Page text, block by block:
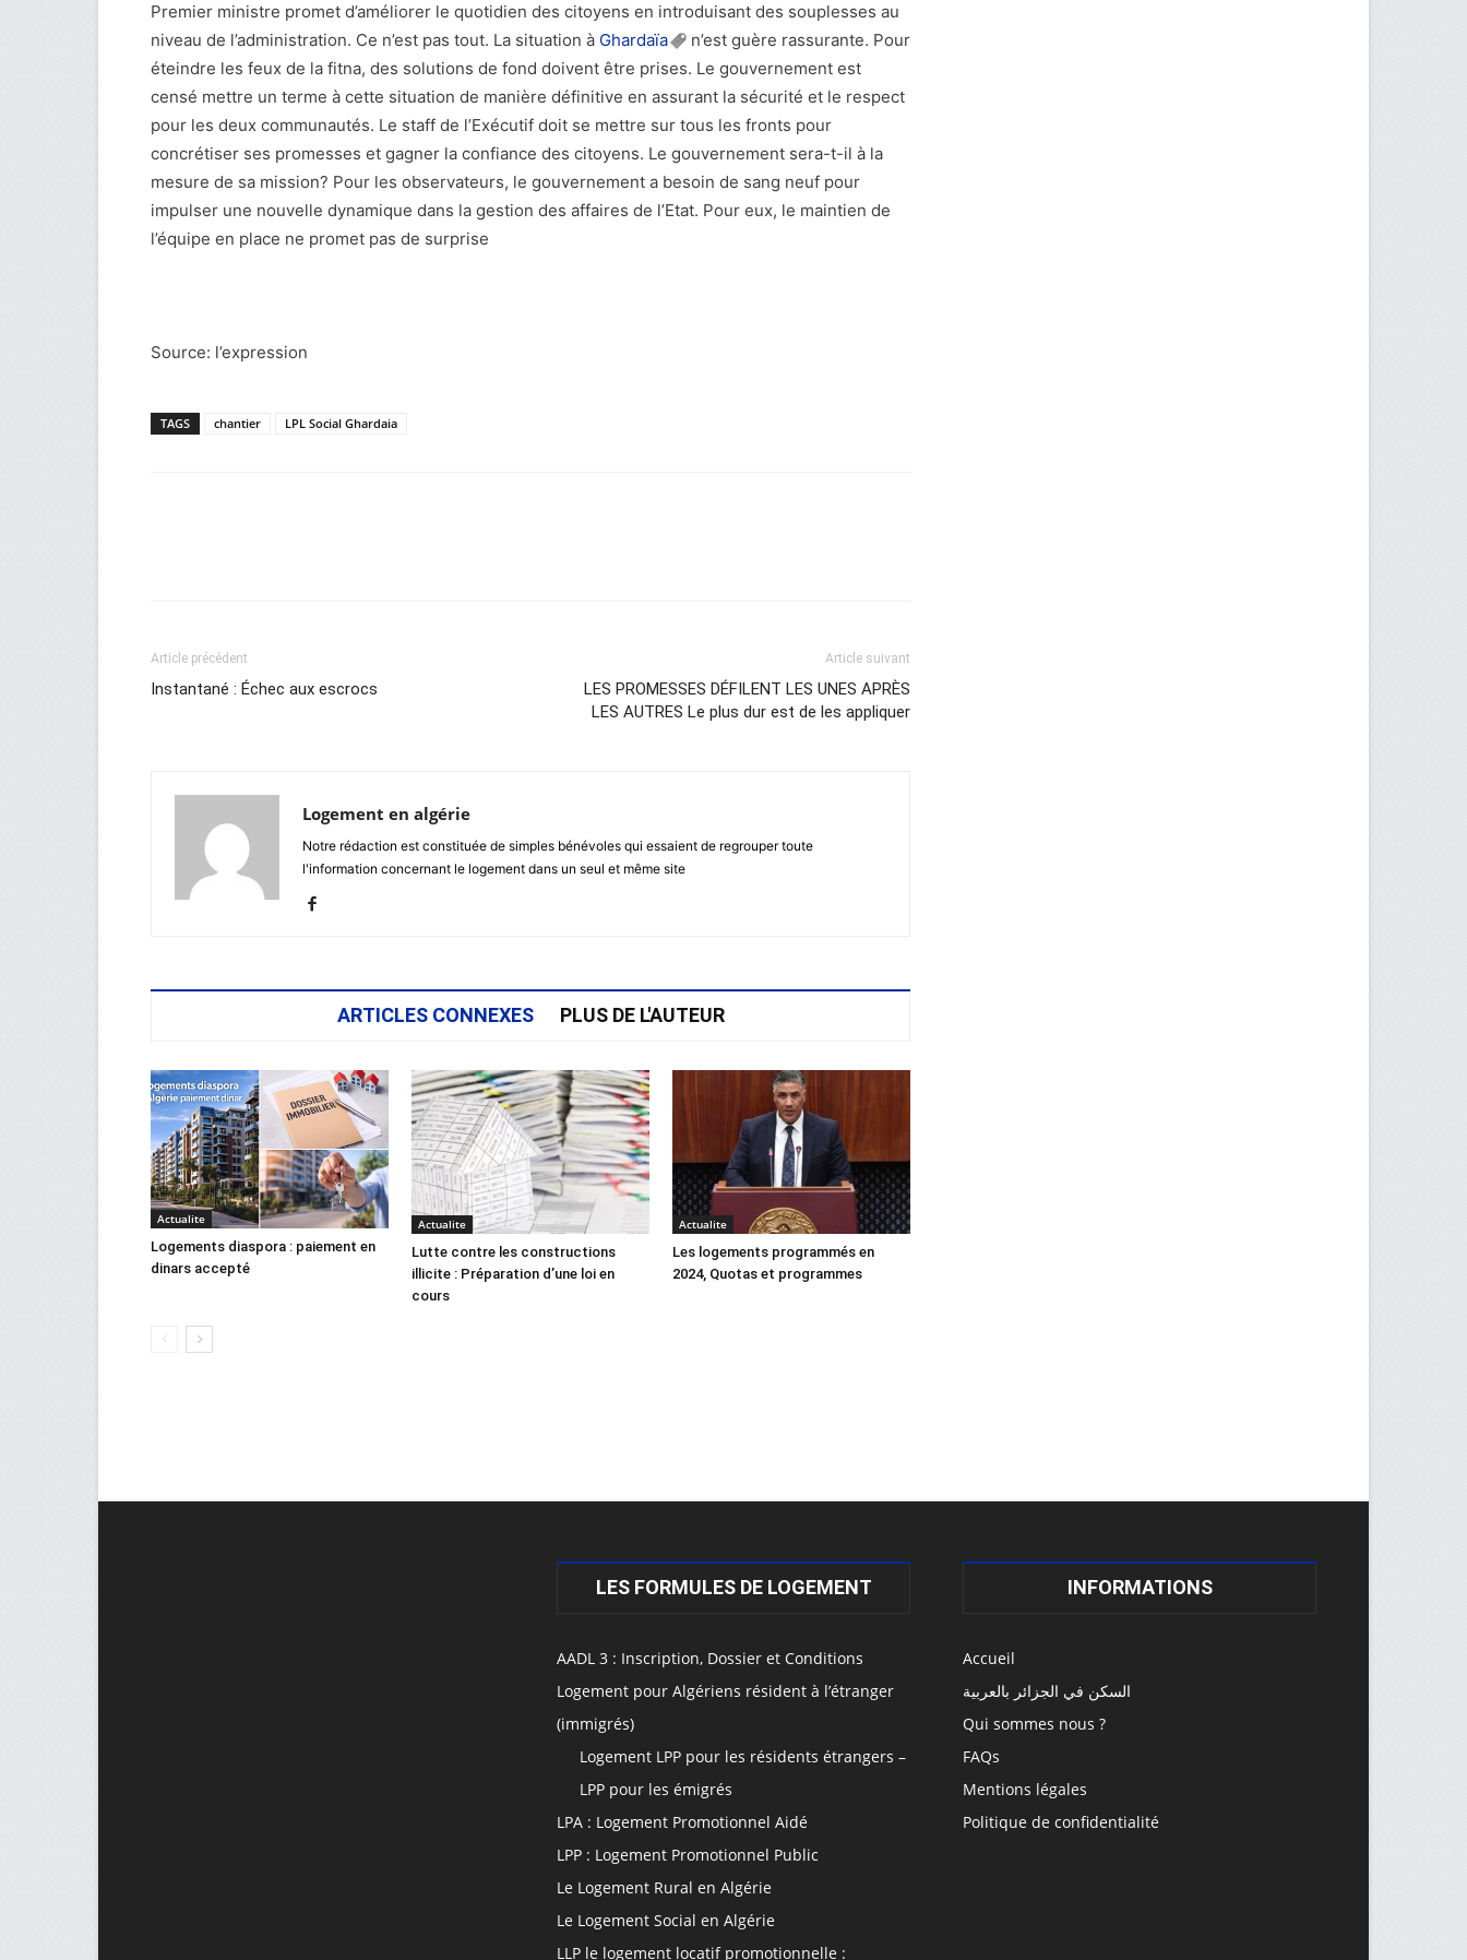
Premier ministre promet d’améliorer le quotidien des citoyens en introduisant des souplesses au
niveau de l’administration. Ce n’est pas tout. La situation à Ghardaïa
n’est guère rassurante. Pour
éteindre les feux de la fitna, des solutions de fond doivent être prises. Le gouvernement est
censé mettre un terme à cette situation de manière définitive en assurant la sécurité et le respect
pour les deux communautés. Le staff de l’Exécutif doit se mettre sur tous les fronts pour
concrétiser ses promesses et gagner la confiance des citoyens. Le gouvernement sera-t-il à la
mesure de sa mission? Pour les observateurs, le gouvernement a besoin de sang neuf pour
impulser une nouvelle dynamique dans la gestion des affaires de l’Etat. Pour eux, le maintien de
l’équipe en place ne promet pas de surprise
Source: l’expression
TAGS chantier LPL Social Ghardaia
Article précédent
Instantané : Échec aux escrocs
Article suivant
LES PROMESSES DÉFILENT LES UNES APRÈS
LES AUTRES Le plus dur est de les appliquer
Logement en algérie
Notre rédaction est constituée de simples bénévoles qui essaient de regrouper toute
l'information concernant le logement dans un seul et même site
ARTICLES CONNEXES PLUS DE L'AUTEUR
Actualite
Logements diaspora : paiement en
dinars accepté
Actualite
Lutte contre les constructions
illicite : Préparation d’une loi en
cours
Actualite
Les logements programmés en
2024, Quotas et programmes
LES FORMULES DE LOGEMENT
AADL 3 : Inscription, Dossier et Conditions
Logement pour Algériens résident à l’étranger
(immigrés)
Logement LPP pour les résidents étrangers –
LPP pour les émigrés
LPA : Logement Promotionnel Aidé
LPP : Logement Promotionnel Public
Le Logement Rural en Algérie
Le Logement Social en Algérie
LLP le logement locatif promotionnelle :
INFORMATIONS
Accueil
السكن في الجزائر بالعربية
Qui sommes nous ?
FAQs
Mentions légales
Politique de confidentialité